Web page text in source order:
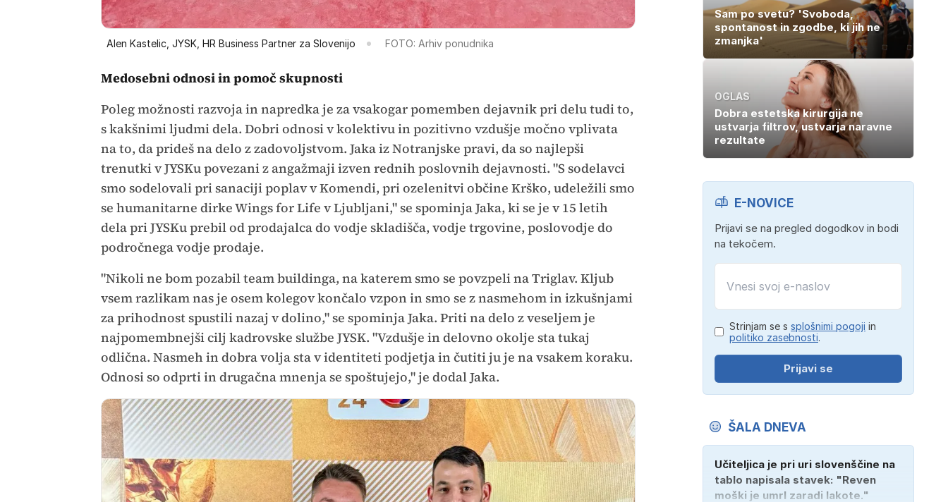
Alen Kastelic, JYSK, HR Business Partner za Slovenijo FOTO: Arhiv ponudnika
Medosebni odnosi in pomoč skupnosti
Poleg možnosti razvoja in napredka je za vsakogar pomemben dejavnik pri delu tudi to,
s kakšnimi ljudmi dela. Dobri odnosi v kolektivu in pozitivno vzdušje močno vplivata
na to, da prideš na delo z zadovoljstvom. Jaka iz Notranjske pravi, da so najlepši
trenutki v JYSKu povezani z angažmaji izven rednih poslovnih dejavnosti. "S sodelavci
smo sodelovali pri sanaciji poplav v Komendi, pri ozelenitvi občine Krško, udeležili smo
se humanitarne dirke Wings for Life v Ljubljani," se spominja Jaka, ki se je v 15 letih
dela pri JYSKu prebil od prodajalca do vodje skladišča, vodje trgovine, poslovodje do
področnega vodje prodaje.
"Nikoli ne bom pozabil team buildinga, na katerem smo se povzpeli na Triglav. Kljub
vsem razlikam nas je osem kolegov končalo vzpon in smo se z nasmehom in izkušnjami
za prihodnost spustili nazaj v dolino," se spominja Jaka. Priti na delo z veseljem je
najpomembnejši cilj kadrovske službe JYSK. "Vzdušje in delovno okolje sta tukaj
odlična. Nasmeh in dobra volja sta v identiteti podjetja in čutiti ju je na vsakem koraku.
Odnosi so odprti in drugačna mnenja se spoštujejo," je dodal Jaka.
Sam po svetu? 'Svoboda,
spontanost in zgodbe, ki jih ne
zmanjka'
OGLAS
Dobra estetska kirurgija ne
ustvarja filtrov, ustvarja naravne
rezultate
E-NOVICE
Prijavi se na pregled dogodkov in bodi
na tekočem.
Strinjam se s splošnimi pogoji in
politiko zasebnosti.
Prijavi se
ŠALA DNEVA
Učiteljica je pri uri slovenščine na
tablo napisala stavek: "Reven
moški je umrl zaradi lakote."